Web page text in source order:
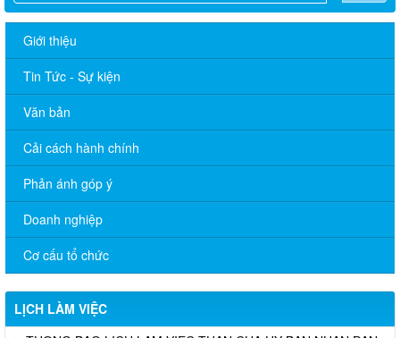
Giới thiệu
Tin Tức - Sự kiện
Văn bản
Cải cách hành chính
Phản ánh góp ý
Doanh nghiệp
Cơ cấu tổ chức
LỊCH LÀM VIỆC
THÔNG BÁO LỊCH LÀM VIỆC TUẦN CỦA ỦY BAN NHÂN DÂN
XÃ 06/07/2026
XÃ 29/06/2026